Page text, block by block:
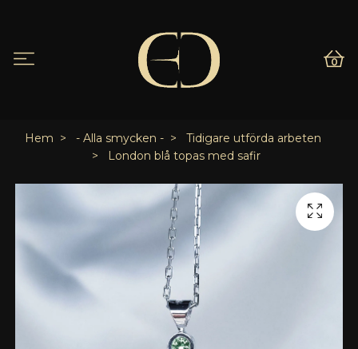
0
Hem - Alla smycken -
Tidigare utförda arbeten
London blå topas med safir